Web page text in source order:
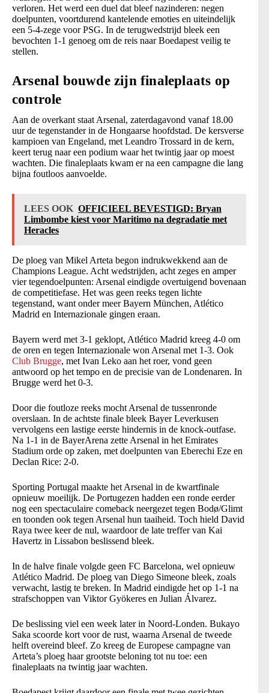
verloren. Het werd een duel dat bleef nazinderen: negen
doelpunten, voortdurend kantelende emoties en uiteindelijk
een 5-4-zege voor PSG. In de terugwedstrijd bleek een
bevochten 1-1 genoeg om de reis naar Boedapest veilig te
stellen.
Arsenal bouwde zijn finaleplaats op
controle
Aan de overkant staat Arsenal, zaterdagavond vanaf 18.00
uur de tegenstander in de Hongaarse hoofdstad. De kersverse
kampioen van Engeland, met Leandro Trossard in de kern,
keert terug naar een podium waar het twintig jaar op moest
wachten. Die finaleplaats kwam er na een campagne die lang
bijna foutloos aanvoelde.
LEES OOK OFFICIEEL BEVESTIGD: Bryan
Limbombe kiest voor Maritimo na degradatie met
Heracles
De ploeg van Mikel Arteta begon indrukwekkend aan de
Champions League. Acht wedstrijden, acht zeges en amper
vier tegendoelpunten: Arsenal eindigde overtuigend bovenaan
de competitiefase. Het was geen reeks tegen lichte
tegenstand, want onder meer Bayern München, Atlético
Madrid en Internazionale gingen eraan.
Bayern werd met 3-1 geklopt, Atlético Madrid kreeg 4-0 om
de oren en tegen Internazionale won Arsenal met 1-3. Ook
Club Brugge, met Ivan Leko aan het roer, vond geen
antwoord op het tempo en de precisie van de Londenaren. In
Brugge werd het 0-3.
Door die foutloze reeks mocht Arsenal de tussenronde
overslaan. In de achtste finale bleek Bayer Leverkusen
vervolgens een lastige eerste hindernis in de knock-outfase.
Na 1-1 in de BayerArena zette Arsenal in het Emirates
Stadium orde op zaken, met doelpunten van Eberechi Eze en
Declan Rice: 2-0.
Sporting Portugal maakte het Arsenal in de kwartfinale
opnieuw moeilijk. De Portugezen hadden een ronde eerder
nog een spectaculaire comeback neergezet tegen Bodø/Glimt
en toonden ook tegen Arsenal hun taaiheid. Toch hield David
Raya twee keer de nul, waardoor de late treffer van Kai
Havertz in Lissabon beslissend bleek.
In de halve finale volgde geen FC Barcelona, wel opnieuw
Atlético Madrid. De ploeg van Diego Simeone bleek, zoals
verwacht, lastig te breken. In Madrid eindigde het op 1-1 na
strafschoppen van Viktor Gyökeres en Julian Álvarez.
De beslissing viel een week later in Noord-Londen. Bukayo
Saka scoorde kort voor de rust, waarna Arsenal de tweede
helft overeind bleef. Zo kreeg de Europese campagne van
Arteta’s ploeg haar grootste beloning tot nu toe: een
finaleplaats na twintig jaar wachten.